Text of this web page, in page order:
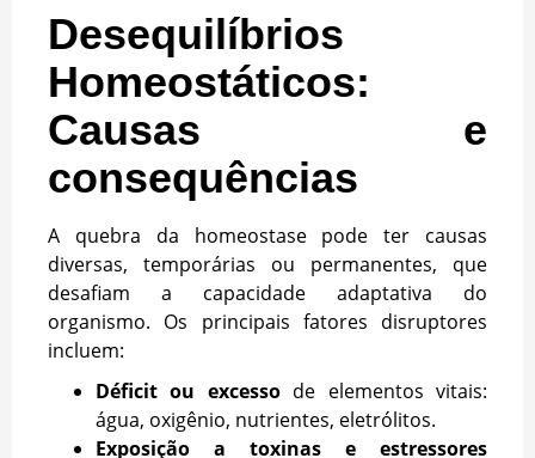
Desequilíbrios
Homeostáticos:
Causas e
consequências
A quebra da homeostase pode ter causas
diversas, temporárias ou permanentes, que
desafiam a capacidade adaptativa do
organismo. Os principais fatores disruptores
incluem:
Déficit ou excessode elementos vitais:
água, oxigênio, nutrientes, eletrólitos.
Exposição a toxinas e estressores